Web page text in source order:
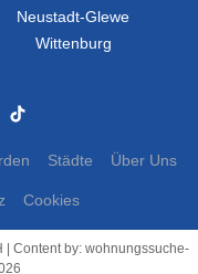
Neustadt-Glewe
Wittenburg
Städte Über Uns
Cookies
| Content by: wohnungssuche-